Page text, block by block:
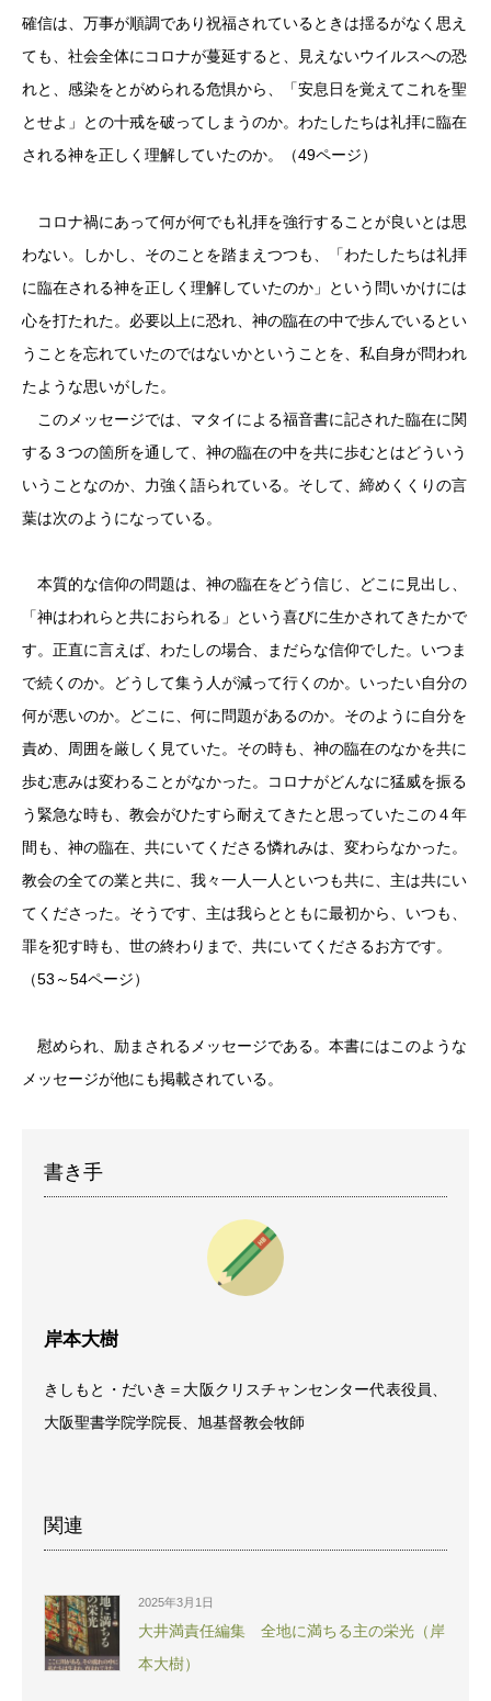
確信は、万事が順調であり祝福されているときは揺るがなく思え
ても、社会全体にコロナが蔓延すると、見えないウイルスへの恐
れと、感染をとがめられる危惧から、「安息日を覚えてこれを聖
とせよ」との十戒を破ってしまうのか。わたしたちは礼拝に臨在
される神を正しく理解していたのか。（49ページ）
コロナ禍にあって何が何でも礼拝を強行することが良いとは思
わない。しかし、そのことを踏まえつつも、「わたしたちは礼拝
に臨在される神を正しく理解していたのか」という問いかけには
心を打たれた。必要以上に恐れ、神の臨在の中で歩んでいるとい
うことを忘れていたのではないかということを、私自身が問われ
たような思いがした。
このメッセージでは、マタイによる福音書に記された臨在に関
する３つの箇所を通して、神の臨在の中を共に歩むとはどういう
いうことなのか、力強く語られている。そして、締めくくりの言
葉は次のようになっている。
本質的な信仰の問題は、神の臨在をどう信じ、どこに見出し、
「神はわれらと共におられる」という喜びに生かされてきたかで
す。正直に言えば、わたしの場合、まだらな信仰でした。いつま
で続くのか。どうして集う人が減って行くのか。いったい自分の
何が悪いのか。どこに、何に問題があるのか。そのように自分を
責め、周囲を厳しく見ていた。その時も、神の臨在のなかを共に
歩む恵みは変わることがなかった。コロナがどんなに猛威を振る
う緊急な時も、教会がひたすら耐えてきたと思っていたこの４年
間も、神の臨在、共にいてくださる憐れみは、変わらなかった。
教会の全ての業と共に、我々一人一人といつも共に、主は共にい
てくださった。そうです、主は我らとともに最初から、いつも、
罪を犯す時も、世の終わりまで、共にいてくださるお方です。
（53～54ページ）
慰められ、励まされるメッセージである。本書にはこのような
メッセージが他にも掲載されている。
書き手
岸本大樹
きしもと・だいき＝大阪クリスチャンセンター代表役員、
大阪聖書学院学院長、旭基督教会牧師
関連
2025年3月1日
大井満責任編集 全地に満ちる主の栄光（岸
本大樹）